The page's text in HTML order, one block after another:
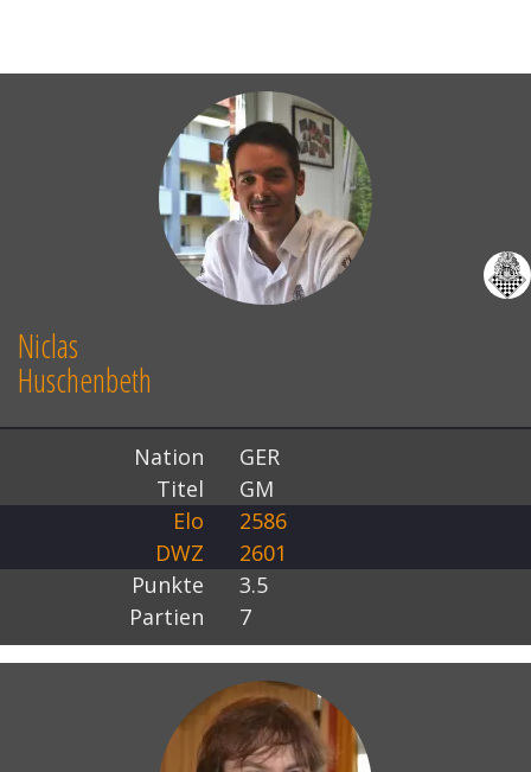
Niclas
Huschenbeth
Nation
GER
Titel
GM
Elo
2586
DWZ
2601
Punkte
3.5
Partien
7